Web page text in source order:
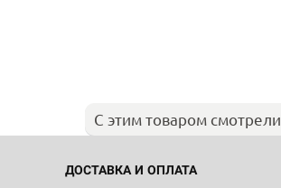
С этим товаром смотрели
ДОСТАВКА И ОПЛАТА